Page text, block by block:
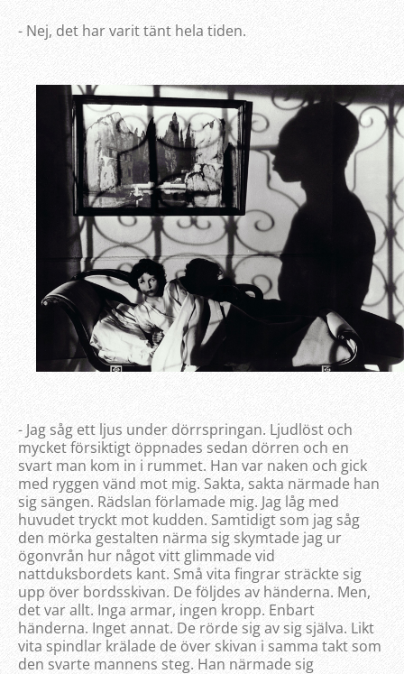
- Nej, det har varit tänt hela tiden.
- Jag såg ett ljus under dörrspringan. Ljudlöst och
mycket försiktigt öppnades sedan dörren och en
svart man kom in i rummet. Han var naken och gick
med ryggen vänd mot mig. Sakta, sakta närmade han
sig sängen. Rädslan förlamade mig. Jag låg med
huvudet tryckt mot kudden. Samtidigt som jag såg
den mörka gestalten närma sig skymtade jag ur
ögonvrån hur något vitt glimmade vid
nattduksbordets kant. Små vita fingrar sträckte sig
upp över bordsskivan. De följdes av händerna. Men,
det var allt. Inga armar, ingen kropp. Enbart
händerna. Inget annat. De rörde sig av sig själva. Likt
vita spindlar krälade de över skivan i samma takt som
den svarte mannens steg. Han närmade sig